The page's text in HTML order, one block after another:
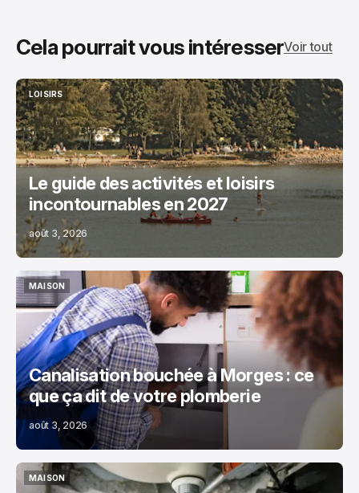
Cela pourrait vous intéresserVoir tout
LOISIRS
LOISIRS
Le guide des activités et loisirs
incontournables en 2027
août 3, 2026
MAISON
MAISON
Canalisation bouchée à Morges : ce
que ça dit de votre plomberie
août 3, 2026
MAISON